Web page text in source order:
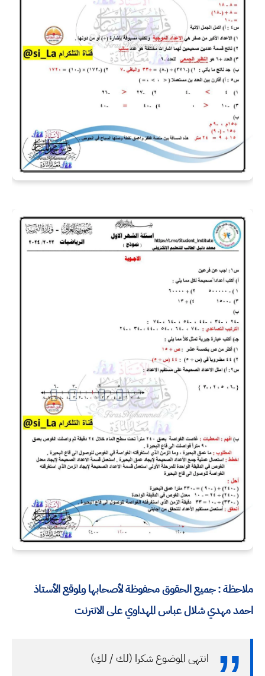
ملاحظة : جميع الحقوق محفوظة لأصحابها ولموقع الأستاذ
احمد مهدي شلال عباس المهداوي على الانترنت
انتهى الموضوع شكرا (لك / لكِ)